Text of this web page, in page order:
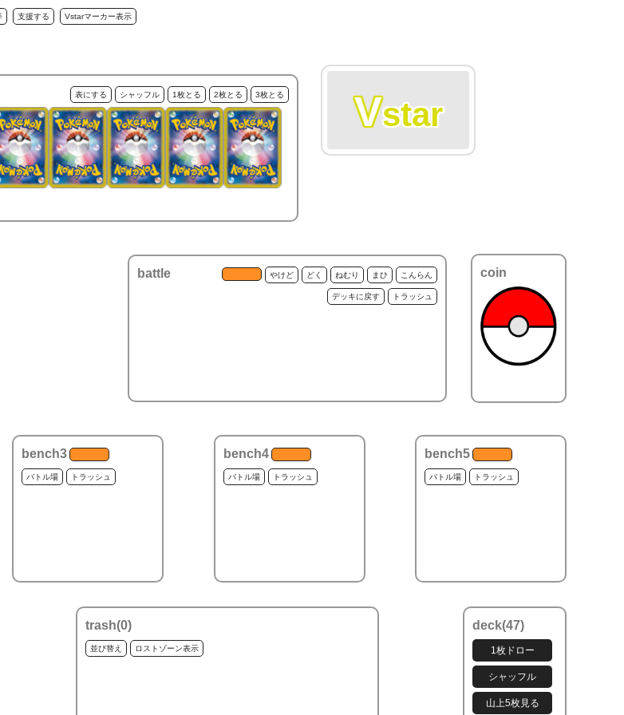
支援する Vstarマーカー表示
表にする シャッフル 1枚とる 2枚とる 3枚とる Vstar
battle やけど どく ねむり まひ こんらん
デッキに戻す トラッシュ
coin
bench3
バトル場 トラッシュ
bench4
バトル場 トラッシュ
bench5
バトル場 トラッシュ
trash(0)
並び替え ロストゾーン表示
deck(47)